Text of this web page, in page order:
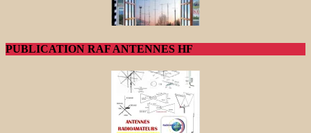
PUBLICATION RAF ANTENNES HF